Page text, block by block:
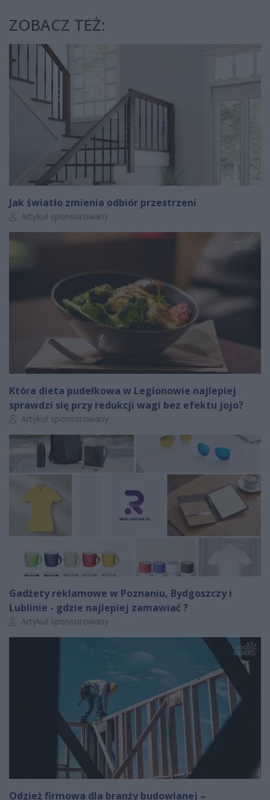
ZOBACZ TEŻ:
Jak światło zmienia odbiór przestrzeni
Autor artykułu:
Artykuł sponsorowany
Która dieta pudełkowa w Legionowie najlepiej
sprawdzi się przy redukcji wagi bez efektu jojo?
Autor artykułu:
Artykuł sponsorowany
Gadżety reklamowe w Poznaniu, Bydgoszczy i
Lublinie - gdzie najlepiej zamawiać ?
Autor artykułu:
Artykuł sponsorowany
Odzież firmowa dla branży budowlanej –